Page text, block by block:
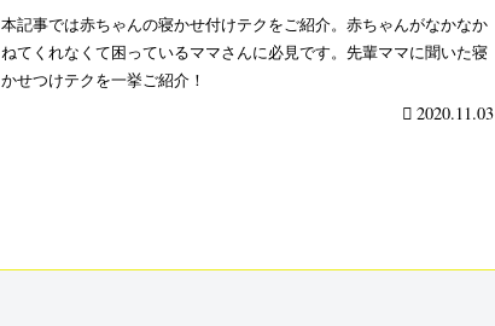
本記事では赤ちゃんの寝かせ付けテクをご紹介。赤ちゃんがなかなか
ねてくれなくて困っているママさんに必見です。先輩ママに聞いた寝
かせつけテクを一挙ご紹介！
2020.11.03